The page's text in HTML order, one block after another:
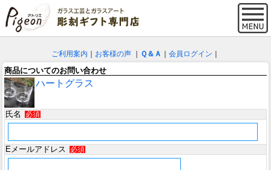
ご利用案内 お客様の声 Ｑ＆Ａ 会員ログイン
商品についてのお問い合わせ
ハートグラス
氏名 必須
Eメールアドレス 必須